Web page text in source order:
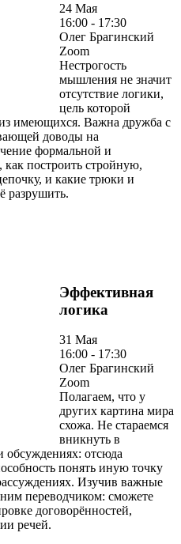
24 Мая
16:00 - 17:30
Олег Брагинский
Zoom
Нестрогость
мышления не значит
отсутствие логики,
цель которой
имеющихся. Важна дружба с
доводы на
формальной и
построить стройную,
и какие трюки и
разрушить.
Эффективная
логика
31 Мая
16:00 - 17:30
Олег Брагинский
Zoom
Полагаем, что у
других картина мира
схожа. Не стараемся
вникнуть в
обсуждениях: отсюда
понять иную точку
Изучив важные
переводчиком: сможете
договорённостей,
речей.